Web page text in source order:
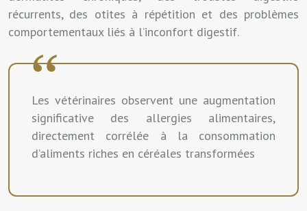
récurrents, des otites à répétition et des problèmes
comportementaux liés à l’inconfort digestif.
Les vétérinaires observent une augmentation
significative des allergies alimentaires,
directement corrélée à la consommation
d’aliments riches en céréales transformées